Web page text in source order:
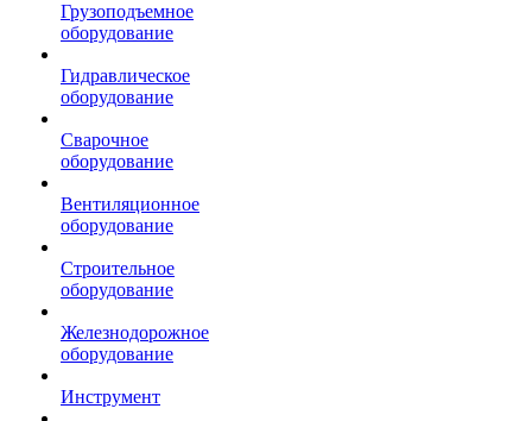
Грузоподъемное
оборудование
Гидравлическое
оборудование
Сварочное
оборудование
Вентиляционное
оборудование
Строительное
оборудование
Железнодорожное
оборудование
Инструмент